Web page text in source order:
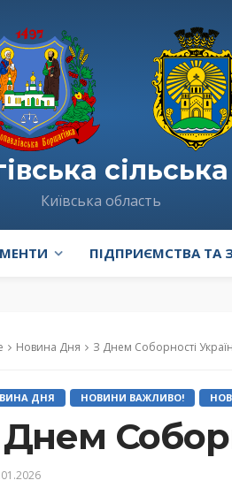
Київська область
ПІДПРИЄМСТВА ТА
Новина Дня З Днем Соборності
ДНЯ НОВИНИ ВАЖЛИВО!